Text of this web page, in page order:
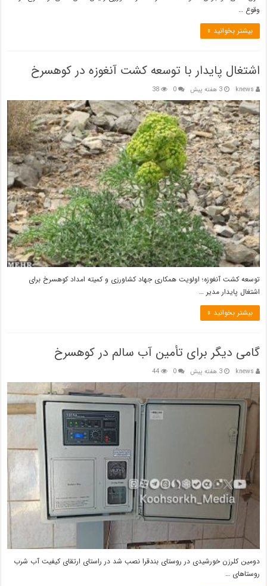
وقوع …
بیشتر بخوانید »
اشتغال پایدار با توسعه کشت آنغوزه در کوهسرخ
knews 3 هفته پیش 0
38
توسعه کشت آنغوزه؛ اولویت همکاری جهاد کشاورزی و کمیته امداد کوهسرخ برای
اشتغال پایدار مدیر …
بیشتر بخوانید »
گامی دیگر برای تأمین آب سالم در کوهسرخ
knews 3 هفته پیش 0
44
دومین کلرزن خورشیدی در روستای بندقرا نصب شد در راستای ارتقای کیفیت آب شرب
روستاهای …